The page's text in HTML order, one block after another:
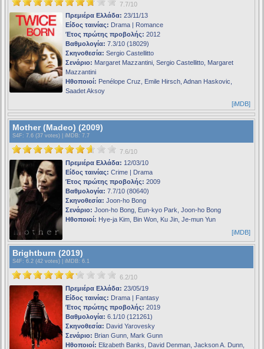
7.7/10
Πρεμιέρα Ελλάδα: 23/11/13
Είδος ταινίας: Drama | Romance
Έτος πρώτης προβολής: 2012
Βαθμολογία: 7.3/10 (18029)
Σκηνοθεσία: Sergio Castellitto
Σενάριο: Margaret Mazzantini, Sergio Castellitto, Margaret
Mazzantini
Ηθοποιοί: Penélope Cruz, Emile Hirsch, Adnan Haskovic,
Saadet Aksoy
[iMDB]
Mother (Madeo) (2009)
S4F : 7.6 (37 votes) | iMDB: 7.7
7.6/10
Πρεμιέρα Ελλάδα: 12/03/10
Είδος ταινίας: Crime | Drama
Έτος πρώτης προβολής: 2009
Βαθμολογία: 7.7/10 (80640)
Σκηνοθεσία: Joon-ho Bong
Σενάριο: Joon-ho Bong, Eun-kyo Park, Joon-ho Bong
Ηθοποιοί: Hye-ja Kim, Bin Won, Ku Jin, Je-mun Yun
[iMDB]
Brightburn (2019)
S4F : 6.2 (42 votes) | iMDB: 6.1
6.2/10
Πρεμιέρα Ελλάδα: 23/05/19
Είδος ταινίας: Drama | Fantasy
Έτος πρώτης προβολής: 2019
Βαθμολογία: 6.1/10 (121261)
Σκηνοθεσία: David Yarovesky
Σενάριο: Brian Gunn, Mark Gunn
Ηθοποιοί: Elizabeth Banks, David Denman, Jackson A. Dunn,